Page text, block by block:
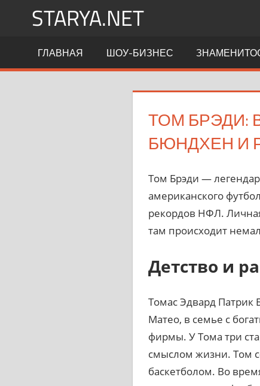
ПерейтиSTARYA.NET
шоу-
бизнеса
ГЛАВНАЯ ШОУ-БИЗНЕС
ТОМ БРЭДИ:
БЮНДХЕН И
Том Брэди —
американского
рекордов НФЛ.
там происходит
Детство и
Томас Эдвард Патрик
Матео, в семье с
фирмы. У Тома три
смыслом жизни. Том
баскетболом. Во